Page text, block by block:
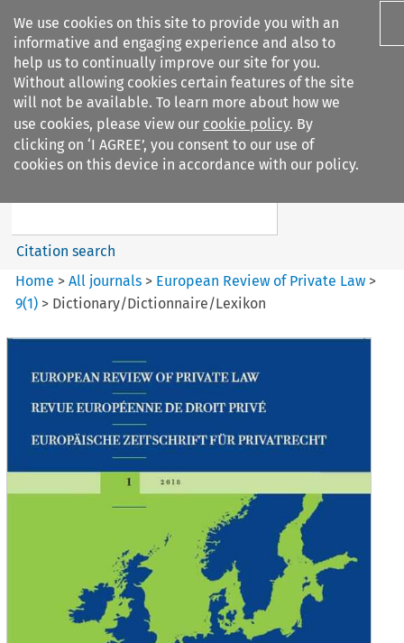
We use cookies on this site to provide you with an
informative and engaging experience and also to
help us to continually improve our site for you.
Without allowing cookies certain features of the site
will not be available. To learn more about how we
use cookies, please view our cookie policy. By
clicking on ‘I AGREE’, you consent to our use of
cookies on this device in accordance with our policy.
Search filters
European Review of Private
Search content
Citation search
Home >All journals > European Review of Private Law >
9(1) > Dictionary/Dictionnaire/Lexikon